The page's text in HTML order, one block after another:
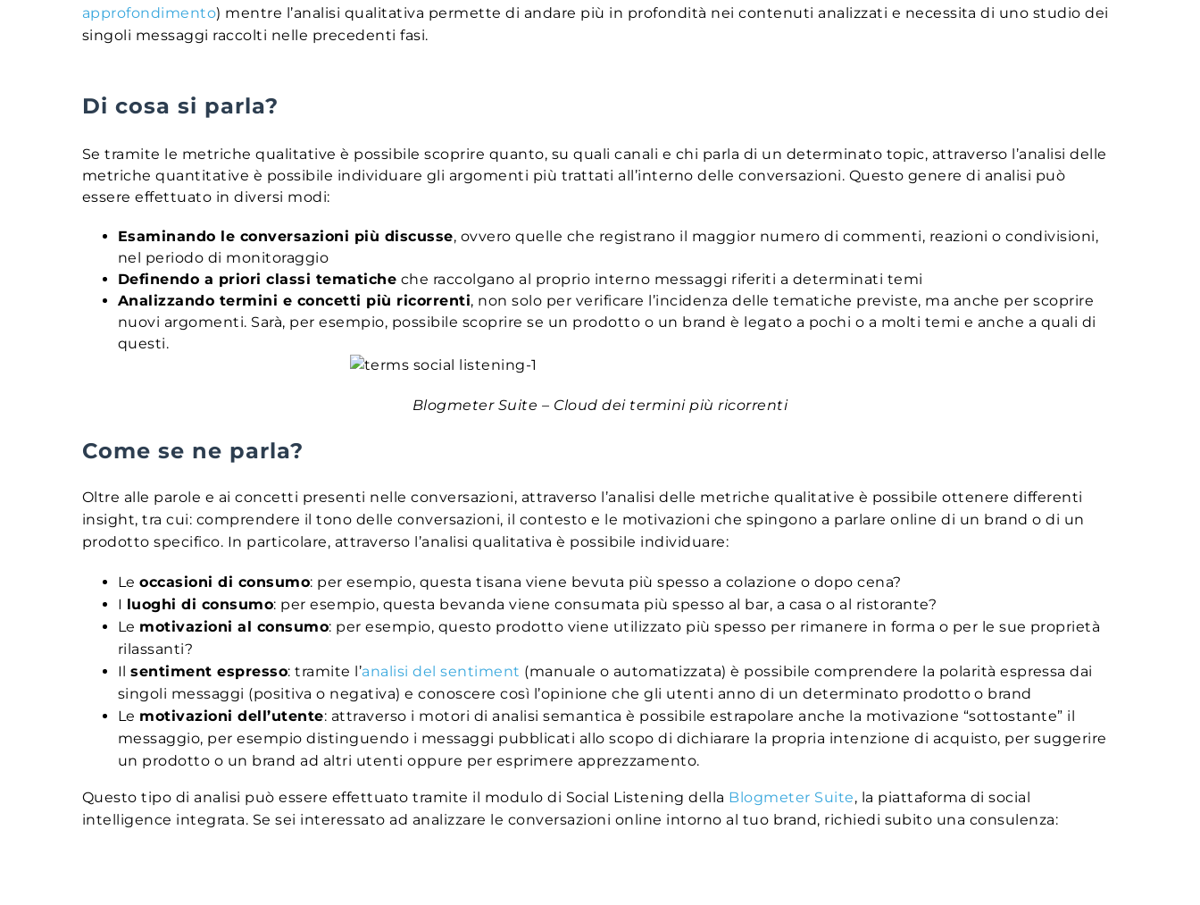
approfondimento) mentre l’analisi qualitativa permette di andare più in profondità nei contenuti analizzati e necessita di uno studio dei
singoli messaggi raccolti nelle precedenti fasi.
Di cosa si parla?
Se tramite le metriche qualitative è possibile scoprire quanto, su quali canali e chi parla di un determinato topic, attraverso l’analisi delle
metriche quantitative è possibile individuare gli argomenti più trattati all’interno delle conversazioni. Questo genere di analisi può
essere effettuato in diversi modi:
Esaminando le conversazioni più discusse, ovvero quelle che registrano il maggior numero di commenti, reazioni o condivisioni,
nel periodo di monitoraggio
Definendo a priori classi tematiche che raccolgano al proprio interno messaggi riferiti a determinati temi
Analizzando termini e concetti più ricorrenti, non solo per verificare l’incidenza delle tematiche previste, ma anche per scoprire
nuovi argomenti. Sarà, per esempio, possibile scoprire se un prodotto o un brand è legato a pochi o a molti temi e anche a quali di
questi.
Blogmeter Suite – Cloud dei termini più ricorrenti
Come se ne parla?
Oltre alle parole e ai concetti presenti nelle conversazioni, attraverso l’analisi delle metriche qualitative è possibile ottenere differenti
insight, tra cui: comprendere il tono delle conversazioni, il contesto e le motivazioni che spingono a parlare online di un brand o di un
prodotto specifico. In particolare, attraverso l’analisi qualitativa è possibile individuare:
Leoccasioni di consumo: per esempio, questa tisana viene bevuta più spesso a colazione o dopo cena?
I luoghi di consumo: per esempio, questa bevanda viene consumata più spesso al bar, a casa o al ristorante?
Le motivazioni al consumo: per esempio, questo prodotto viene utilizzato più spesso per rimanere in forma o per le sue proprietà
rilassanti?
Ilsentiment espresso: tramite l’analisi del sentiment (manuale o automatizzata) è possibile comprendere la polarità espressa dai
singoli messaggi (positiva o negativa) e conoscere così l’opinione che gli utenti anno di un determinato prodotto o brand
Le motivazioni dell’utente: attraverso i motori di analisi semantica è possibile estrapolare anche la motivazione “sottostante” il
messaggio, per esempio distinguendo i messaggi pubblicati allo scopo di dichiarare la propria intenzione di acquisto, per suggerire
un prodotto o un brand ad altri utenti oppure per esprimere apprezzamento.
Questo tipo di analisi può essere effettuato tramite il modulo di Social Listening della Blogmeter Suite, la piattaforma di social
intelligence integrata. Se sei interessato ad analizzare le conversazioni online intorno al tuo brand, richiedi subito una consulenza: